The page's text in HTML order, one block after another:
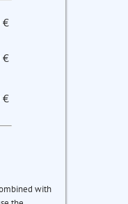
€
€
€
with